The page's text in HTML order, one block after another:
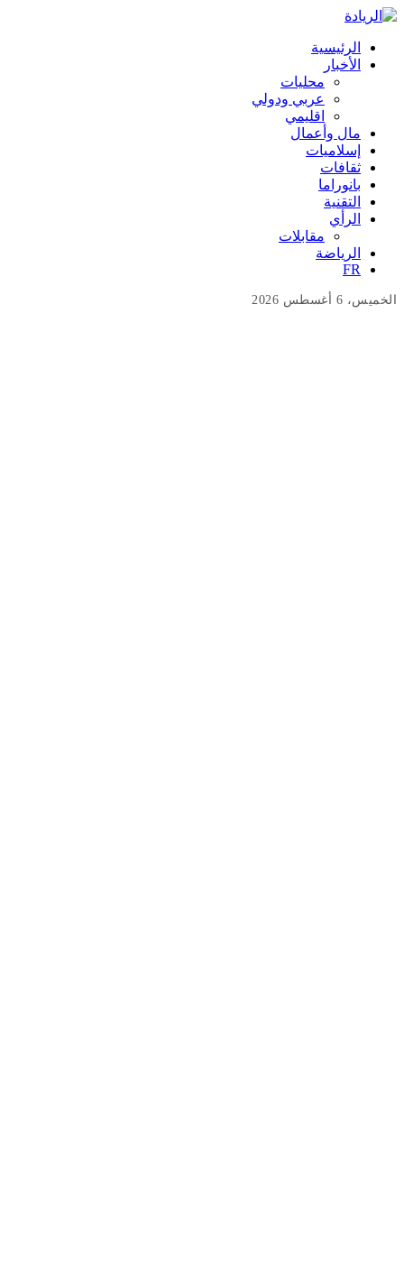
الرئيسية
الأخبار
محليات
عربي ودولي
اقليمي
مال وأعمال
إسلاميات
ثقافات
بانوراما
التقنية
الرأي
مقابلات
الرياضة
FR
الخميس، 6 أغسطس 2026